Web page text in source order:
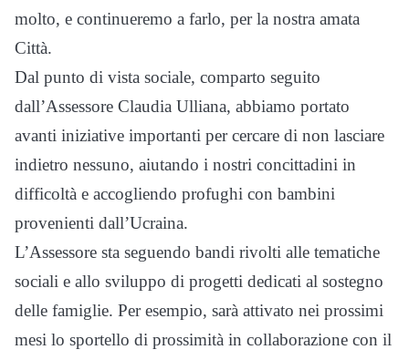
molto, e continueremo a farlo, per la nostra amata
Città.
Dal punto di vista sociale, comparto seguito
dall’Assessore Claudia Ulliana, abbiamo portato
avanti iniziative importanti per cercare di non lasciare
indietro nessuno, aiutando i nostri concittadini in
difficoltà e accogliendo profughi con bambini
provenienti dall’Ucraina.
L’Assessore sta seguendo bandi rivolti alle tematiche
sociali e allo sviluppo di progetti dedicati al sostegno
delle famiglie. Per esempio, sarà attivato nei prossimi
mesi lo sportello di prossimità in collaborazione con il